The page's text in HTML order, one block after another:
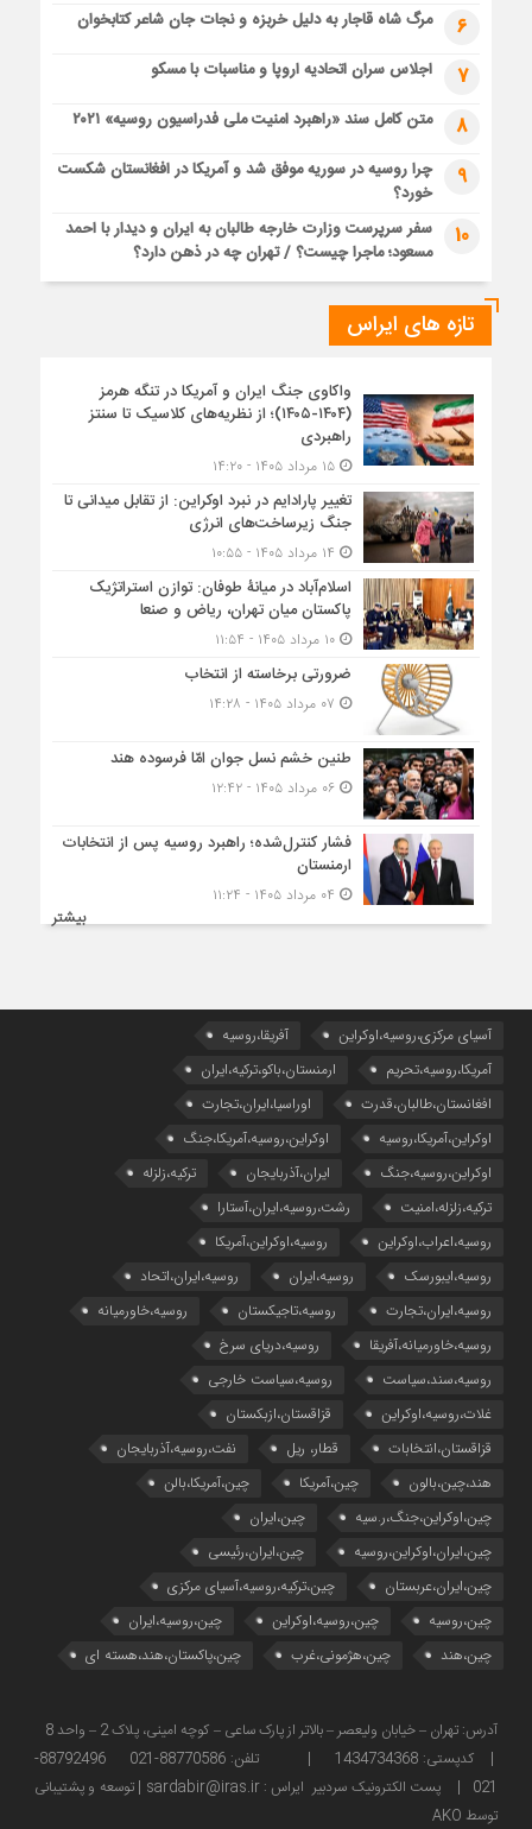
6 مرگ شاه قاجار به دلیل خربزه و نجات جان شاعر کتابخوان
7 اجلاس سران اتحادیه اروپا و مناسبات با مسکو
8 متن کامل سند «راهبرد امنیت ملی فدراسیون روسیه» ۲۰۲۱
9
چرا روسیه در سوریه موفق شد و آمریکا در افغانستان شکست
خورد؟
10
سفر سرپرست وزارت خارجه طالبان به ایران و دیدار با احمد
مسعود؛ ماجرا چیست؟ / تهران چه در ذهن دارد؟
تازه های ایراس
واکاوی جنگ ایران و آمریکا در تنگه هرمز
(۱۴۰۴-۱۴۰۵)؛ از نظریه‌های کلاسیک تا سنتز
راهبردی
۱۵ مرداد ۱۴۰۵ - ۱۴:۲۰
تغییر پارادایم در نبرد اوکراین: از تقابل میدانی تا
جنگ زیرساخت‌های انرژی
اسلام‌آباد در میانۀ طوفان: توازن استراتژیک
پاکستان میان تهران، ریاض و صنعا
۱۰ مرداد ۱۴۰۵ - ۱۱:۵۴
ضرورتی برخاسته از انتخاب
طنین خشم نسل جوان امّا فرسوده هند
۰۶ مرداد ۱۴۰۵ - ۱۲:۴۲
فشار کنترل‌شده؛ راهبرد روسیه پس از انتخابات
ارمنستان
بیشتر
آسیای مرکزی،روسیه،اوکراین
آفریقا،روسیه
آمریکا،روسیه،تحریم
ارمنستان،باکو،ترکیه،ایران
افغانستان،طالبان،قدرت
اوراسیا،ایران،تجارت
اوکراین،آمریکا،روسیه
اوکراین،روسیه،آمریکا،جنگ
اوکراین،روسیه،جنگ
ایران،آذربایجان
ترکیه،زلزله
ترکیه،زلزله،امنیت
رشت،روسیه،ایران،آستارا
روسیه،اعراب،اوکراین
روسیه،اوکراین،آمریکا
روسیه،ایبورسک
روسیه،ایران
روسیه،ایران،اتحاد
روسیه،ایران،تجارت
روسیه،تاجیکستان
روسیه،خاورمیانه
روسیه،خاورمیانه،آفریقا
روسیه،دریای سرخ
روسیه،سند،سیاست
روسیه،سیاست خارجی
غلات،روسیه،اوکراین
قزاقستان،ازبکستان
قزاقستان،انتخابات
قطار، ریل
نفت،روسیه،آذربایجان
هند،چین،بالون
چین،آمریکا
چین،آمریکا،بالن
چین،اوکراین،جنگ،ر.سیه
چین،ایران
چین،ایران،اوکراین،روسیه
چین،ایران،رئیسی
چین،ایران،عربستان
چین،ترکیه،روسیه،آسیای مرکزی
چین،روسیه
چین،روسیه،اوکراین
چین،روسیه،ایران
چین،هند
چین،هژمونی،غرب چین،پاکستان،هند،هسته ای
| کدپستی: 1434734368 | تلفن: 88770586-021 88792496-
021 | پست الکترونیک سردبیر ایراس : sardabir@iras.ir |
توسعه و پشتیبانی
توسط AKO